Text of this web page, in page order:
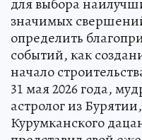
значимых
определить
событий, как
начало
31 мая 2026 года,
астролог из
Курумканского